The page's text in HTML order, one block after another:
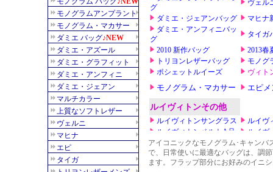
アイコニックなモノグラム･キャン
で、日常使いに最適なバッグは、調
ます。フラップ部分にお好みのイニ